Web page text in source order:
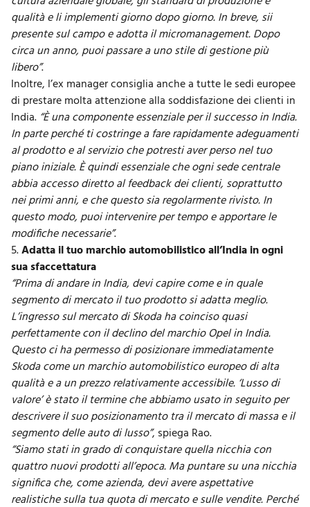
qualità e li implementi giorno dopo giorno. In breve, sii
presente sul campo e adotta il micromanagement. Dopo
circa un anno, puoi passare a uno stile di gestione più
libero”.
Inoltre, l’ex manager consiglia anche a tutte le sedi europee
di prestare molta attenzione alla soddisfazione dei clienti in
India. “È una componente essenziale per il successo in India.
In parte perché ti costringe a fare rapidamente adeguamenti
al prodotto e al servizio che potresti aver perso nel tuo
piano iniziale. È quindi essenziale che ogni sede centrale
abbia accesso diretto al feedback dei clienti, soprattutto
nei primi anni, e che questo sia regolarmente rivisto. In
questo modo, puoi intervenire per tempo e apportare le
modifiche necessarie”.
5.Adatta il tuo marchio automobilistico all’India in ogni
sua sfaccettatura
“Prima di andare in India, devi capire come e in quale
segmento di mercato il tuo prodotto si adatta meglio.
L’ingresso sul mercato di Skoda ha coinciso quasi
perfettamente con il declino del marchio Opel in India.
Questo ci ha permesso di posizionare immediatamente
Skoda come un marchio automobilistico europeo di alta
qualità e a un prezzo relativamente accessibile. ‘Lusso di
valore’ è stato il termine che abbiamo usato in seguito per
descrivere il suoposizionamento tra il mercato di massae il
segmento delle auto di lusso”, spiega Rao.
“Siamo stati in grado di conquistare quella nicchia con
quattro nuovi prodotti all’epoca. Ma puntare su una nicchia
significa che, come azienda, devi avere aspettative
realistiche sulla tua quota di mercato e sulle vendite. Perché